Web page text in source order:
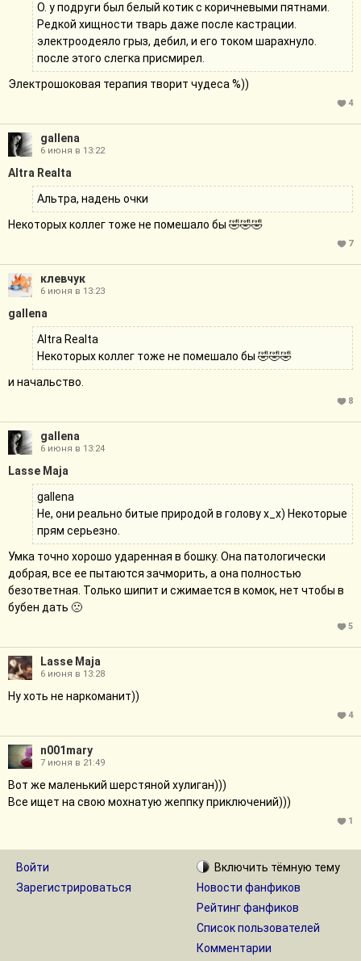
О. у подруги был белый котик с коричневыми пятнами.
Редкой хищности тварь даже после кастрации.
электроодеяло грыз, дебил, и его током шарахнуло.
после этого слегка присмирел.
Электрошоковая терапия творит чудеса %))
4
gallena
6 июня в 13:22
Altra Realta
Альтра, надень очки
Некоторых коллег тоже не помешало бы 🤣🤣🤣
7
клевчук
6 июня в 13:23
gallena
Altra Realta
Некоторых коллег тоже не помешало бы 🤣🤣🤣
и начальство.
8
gallena
6 июня в 13:24
Lasse Maja
gallena
Не, они реально битые природой в голову х_х) Некоторые
прям серьезно.
Умка точно хорошо ударенная в бошку. Она патологически
добрая, все ее пытаются зачморить, а она полностью
безответная. Только шипит и сжимается в комок, нет чтобы в
бубен дать 🙁
5
Lasse Maja
6 июня в 13:28
Ну хоть не наркоманит))
4
n001mary
7 июня в 21:49
Вот же маленький шерстяной хулиган)))
Все ищет на свою мохнатую жеппку приключений)))
1
Войти
Зарегистрироваться
Включить тёмную тему
Новости фанфиков
Рейтинг фанфиков
Список пользователей
Комментарии